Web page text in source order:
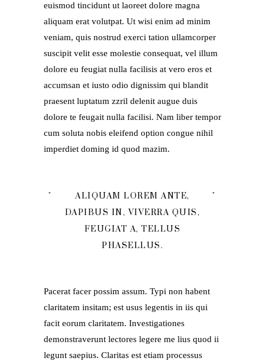
euismod tincidunt ut laoreet dolore magna
aliquam erat volutpat. Ut wisi enim ad minim
veniam, quis nostrud exerci tation ullamcorper
suscipit velit esse molestie consequat, vel illum
dolore eu feugiat nulla facilisis at vero eros et
accumsan et iusto odio dignissim qui blandit
praesent luptatum zzril delenit augue duis
dolore te feugait nulla facilisi. Nam liber tempor
cum soluta nobis eleifend option congue nihil
imperdiet doming id quod mazim.
ALIQUAM LOREM ANTE,
DAPIBUS IN, VIVERRA QUIS,
FEUGIAT A, TELLUS
PHASELLUS.
Pacerat facer possim assum. Typi non habent
claritatem insitam; est usus legentis in iis qui
facit eorum claritatem. Investigationes
demonstraverunt lectores legere me lius quod ii
legunt saepius. Claritas est etiam processus